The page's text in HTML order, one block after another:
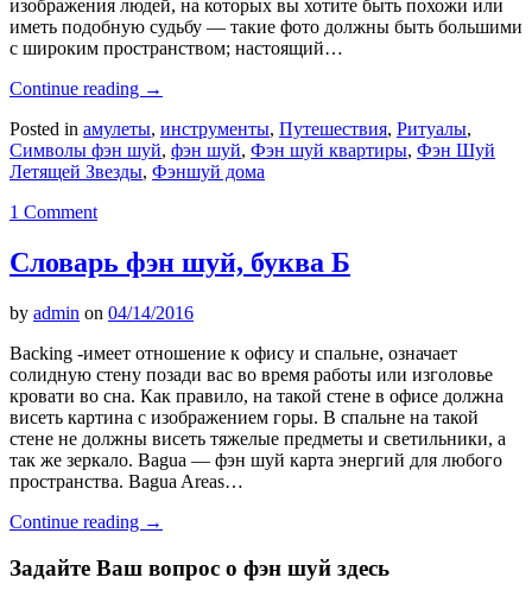
изображения людей, на которых вы хотите быть похожи или
иметь подобную судьбу — такие фото должны быть большими
с широким пространством; настоящий…
Continue reading →
Posted in амулеты, инструменты, Путешествия, Ритуалы,
Символы фэн шуй, фэн шуй, Фэн шуй квартиры, Фэн Шуй
Летящей Звезды, Фэншуй дома
1 Comment
Словарь фэн шуй, буква Б
by admin on 04/14/2016
Backing -имеет отношение к офису и спальне, означает
солидную стену позади вас во время работы или изголовье
кровати во сна. Как правило, на такой стене в офисе должна
висеть картина с изображением горы. В спальне на такой
стене не должны висеть тяжелые предметы и светильники, а
так же зеркало. Bagua — фэн шуй карта энергий для любого
пространства. Bagua Areas…
Continue reading →
Задайте Ваш вопрос о фэн шуй здесь